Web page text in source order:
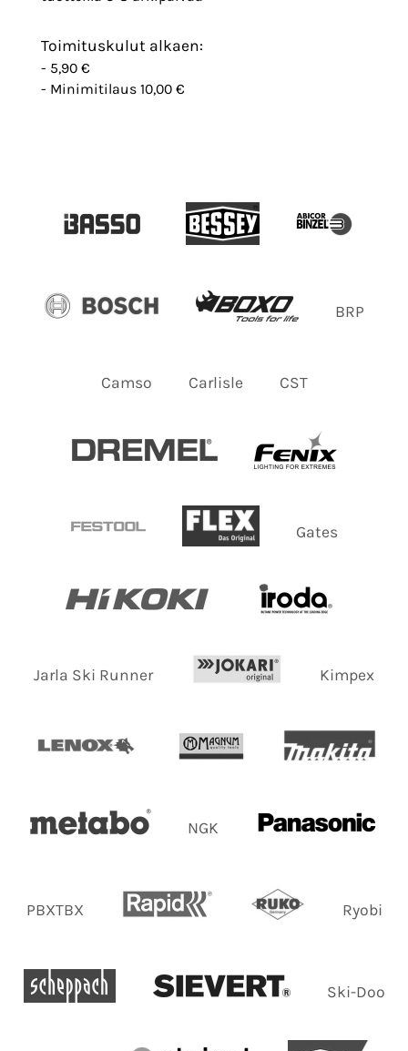
Toimituskulut alkaen:
- 5,90 €
- Minimitilaus 10,00 €
BRP
Camso Carlisle CST
Gates
Jarla Ski Runner Kimpex
NGK
PBXTBX Ryobi
Ski-Doo